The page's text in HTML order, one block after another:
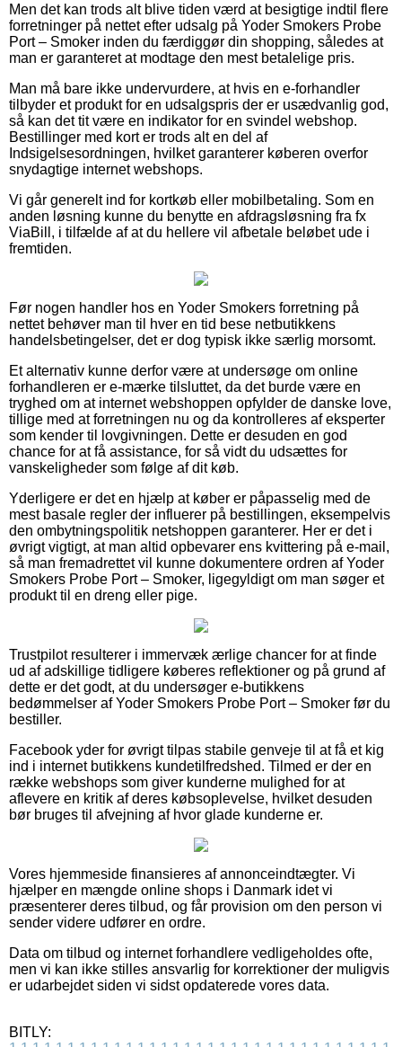
Men det kan trods alt blive tiden værd at besigtige indtil flere
forretninger på nettet efter udsalg på Yoder Smokers Probe
Port – Smoker inden du færdiggør din shopping, således at
man er garanteret at modtage den mest betalelige pris.
Man må bare ikke undervurdere, at hvis en e-forhandler
tilbyder et produkt for en udsalgspris der er usædvanlig god,
så kan det tit være en indikator for en svindel webshop.
Bestillinger med kort er trods alt en del af
Indsigelsesordningen, hvilket garanterer køberen overfor
snydagtige internet webshops.
Vi går generelt ind for kortkøb eller mobilbetaling. Som en
anden løsning kunne du benytte en afdragsløsning fra fx
ViaBill, i tilfælde af at du hellere vil afbetale beløbet ude i
fremtiden.
Før nogen handler hos en Yoder Smokers forretning på
nettet behøver man til hver en tid bese netbutikkens
handelsbetingelser, det er dog typisk ikke særlig morsomt.
Et alternativ kunne derfor være at undersøge om online
forhandleren er e-mærke tilsluttet, da det burde være en
tryghed om at internet webshoppen opfylder de danske love,
tillige med at forretningen nu og da kontrolleres af eksperter
som kender til lovgivningen. Dette er desuden en god
chance for at få assistance, for så vidt du udsættes for
vanskeligheder som følge af dit køb.
Yderligere er det en hjælp at køber er påpasselig med de
mest basale regler der influerer på bestillingen, eksempelvis
den ombytningspolitik netshoppen garanterer. Her er det i
øvrigt vigtigt, at man altid opbevarer ens kvittering på e-mail,
så man fremadrettet vil kunne dokumentere ordren af Yoder
Smokers Probe Port – Smoker, ligegyldigt om man søger et
produkt til en dreng eller pige.
Trustpilot resulterer i immervæk ærlige chancer for at finde
ud af adskillige tidligere køberes reflektioner og på grund af
dette er det godt, at du undersøger e-butikkens
bedømmelser af Yoder Smokers Probe Port – Smoker før du
bestiller.
Facebook yder for øvrigt tilpas stabile genveje til at få et kig
ind i internet butikkens kundetilfredshed. Tilmed er der en
række webshops som giver kunderne mulighed for at
aflevere en kritik af deres købsoplevelse, hvilket desuden
bør bruges til afvejning af hvor glade kunderne er.
Vores hjemmeside finansieres af annonceindtægter. Vi
hjælper en mængde online shops i Danmark idet vi
præsenterer deres tilbud, og får provision om den person vi
sender videre udfører en ordre.
Data om tilbud og internet forhandlere vedligeholdes ofte,
men vi kan ikke stilles ansvarlig for korrektioner der muligvis
er udarbejdet siden vi sidst opdaterede vores data.
BITLY: